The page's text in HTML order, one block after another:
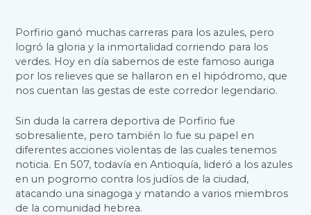
Porfirio ganó muchas carreras para los azules, pero
logró la gloria y la inmortalidad corriendo para los
verdes. Hoy en día sabemos de este famoso auriga
por los relieves que se hallaron en el hipódromo, que
nos cuentan las gestas de este corredor legendario.
Sin duda la carrera deportiva de Porfirio fue
sobresaliente, pero también lo fue su papel en
diferentes acciones violentas de las cuales tenemos
noticia. En 507, todavía en Antioquía, lideró a los azules
en un pogromo contra los judíos de la ciudad,
atacando una sinagoga y matando a varios miembros
de la comunidad hebrea.